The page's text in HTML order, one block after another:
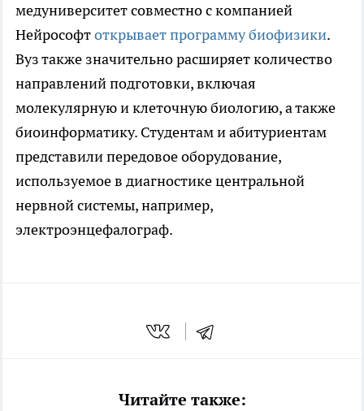
медуниверситет совместно с компанией
Нейрософтоткрывает программу биофизики.
Вуз также значительно расширяет количество
направлений подготовки, включая
молекулярную и клеточную биологию, а также
биоинформатику. Студентам и абитуриентам
представили передовое оборудование,
используемое в диагностике центральной
нервной системы, например,
электроэнцефалограф.
Читайте также: